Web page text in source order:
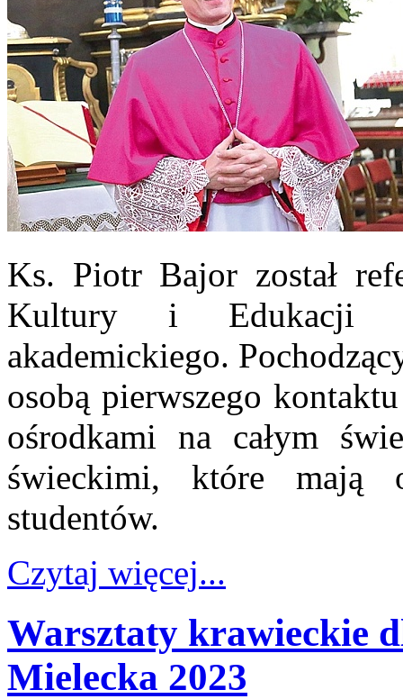
Ks. Piotr Bajor został
Kultury i Edukacji w
akademickiego.
osobą pierwszego
ośrodkami na całym
świeckimi, które mają
studentów.
Czytaj więcej...
Warsztaty krawieckie
Mielecka 2023